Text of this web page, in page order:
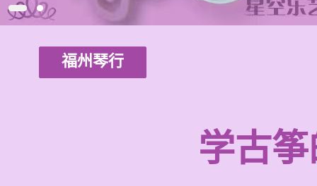
福州琴行
学古